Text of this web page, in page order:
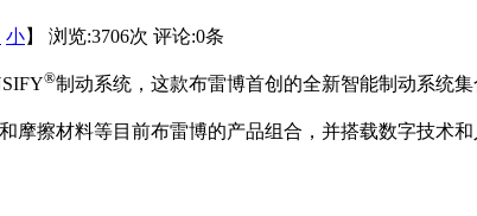
小】 浏览:3706次 评论:0条
®制动系统，这款布雷博首创的全新智能制动系统
摩擦材料等目前布雷博的产品组合，并搭载数字技术